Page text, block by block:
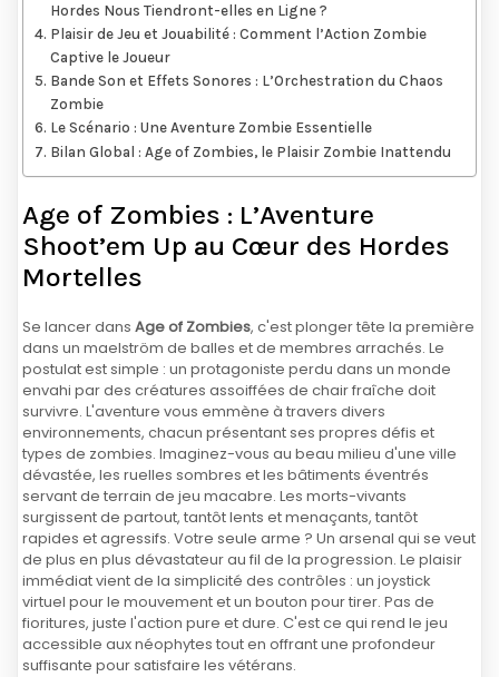
Hordes Nous Tiendront-elles en Ligne ?
Plaisir de Jeu et Jouabilité : Comment l’Action Zombie
Captive le Joueur
Bande Son et Effets Sonores : L’Orchestration du Chaos
Zombie
Le Scénario : Une Aventure Zombie Essentielle
Bilan Global : Age of Zombies, le Plaisir Zombie Inattendu
Age of Zombies : L’Aventure
Shoot’em Up au Cœur des Hordes
Mortelles
Se lancer dans Age of Zombies, c'est plonger tête la première
dans un maelström de balles et de membres arrachés. Le
postulat est simple : un protagoniste perdu dans un monde
envahi par des créatures assoiffées de chair fraîche doit
survivre. L'aventure vous emmène à travers divers
environnements, chacun présentant ses propres défis et
types de zombies. Imaginez-vous au beau milieu d'une ville
dévastée, les ruelles sombres et les bâtiments éventrés
servant de terrain de jeu macabre. Les morts-vivants
surgissent de partout, tantôt lents et menaçants, tantôt
rapides et agressifs. Votre seule arme ? Un arsenal qui se veut
de plus en plus dévastateur au fil de la progression. Le plaisir
immédiat vient de la simplicité des contrôles : un joystick
virtuel pour le mouvement et un bouton pour tirer. Pas de
fioritures, juste l'action pure et dure. C'est ce qui rend le jeu
accessible aux néophytes tout en offrant une profondeur
suffisante pour satisfaire les vétérans.